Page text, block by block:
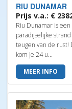
RIU DUNAMAR
Prijs v.a.: €
Riu Dunamar is
paradijselijke
teugen van de rust!
kom je 24 u...
MEER INFO